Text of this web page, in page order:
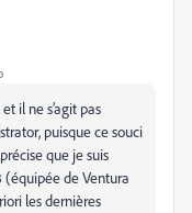
il ne s’agit pas
puisque ce souci
que je suis
de Ventura
les dernières